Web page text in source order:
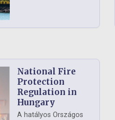
National Fire
Protection
Regulation in
Hungary
A hatályos Országos